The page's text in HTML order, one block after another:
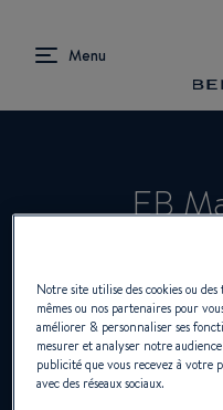
EB
Concessionnaire
bord
Notre site utilise des cookies ou
mêmes ou nos partenaires pour
améliorer & personnaliser ses
mesurer et analyser notre
publicité que vous recevez à
avec des réseaux sociaux.